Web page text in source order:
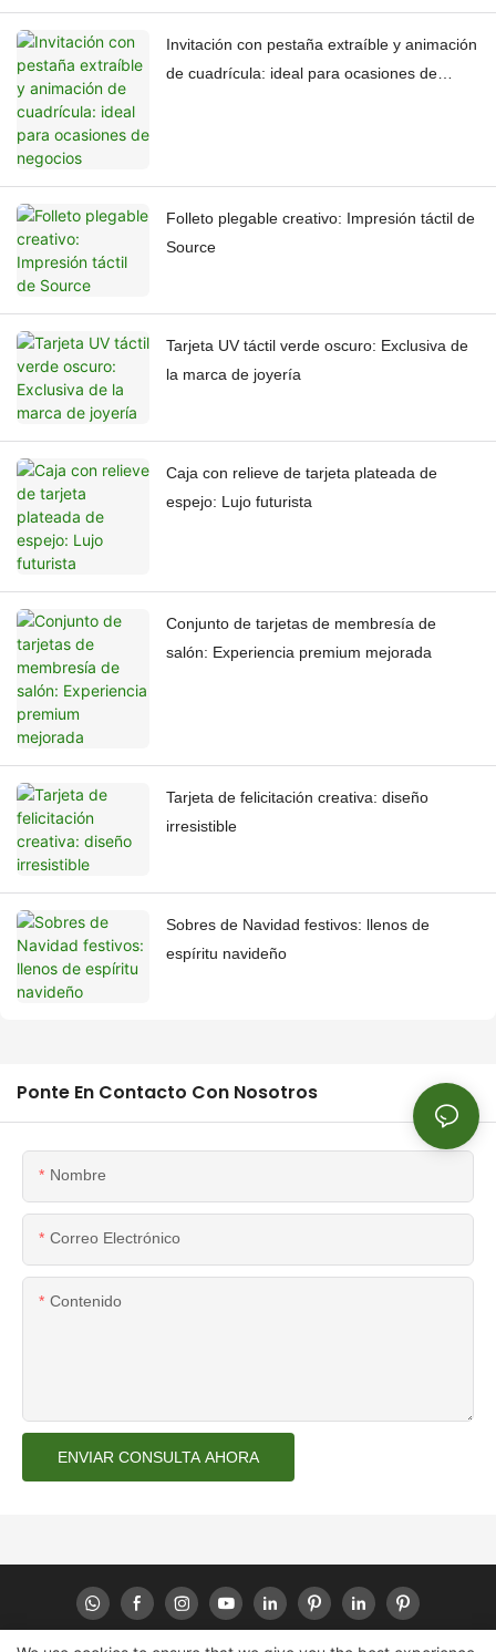
Invitación con pestaña extraíble y animación
de cuadrícula: ideal para ocasiones de
Folleto plegable creativo: Impresión táctil de
Source
Tarjeta UV táctil verde oscuro: Exclusiva de
la marca de joyería
Caja con relieve de tarjeta plateada de
espejo: Lujo futurista
Conjunto de tarjetas de membresía de
salón: Experiencia premium mejorada
Tarjeta de felicitación creativa: diseño
irresistible
Sobres de Navidad festivos: llenos de
espíritu navideño
Ponte En Contacto Con Nosotros
Nombre
Correo Electrónico
Contenido
ENVIAR CONSULTA AHORA